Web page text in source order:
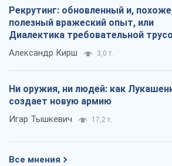
Рекрутинг: обновленный и,
полезный вражеский опыт, или
Диалектика требовательной
Александр Кирш 3,0 т.
Ни оружия, ни людей: как
создает новую армию
Игар Тышкевич 17,2 т.
Все мнения